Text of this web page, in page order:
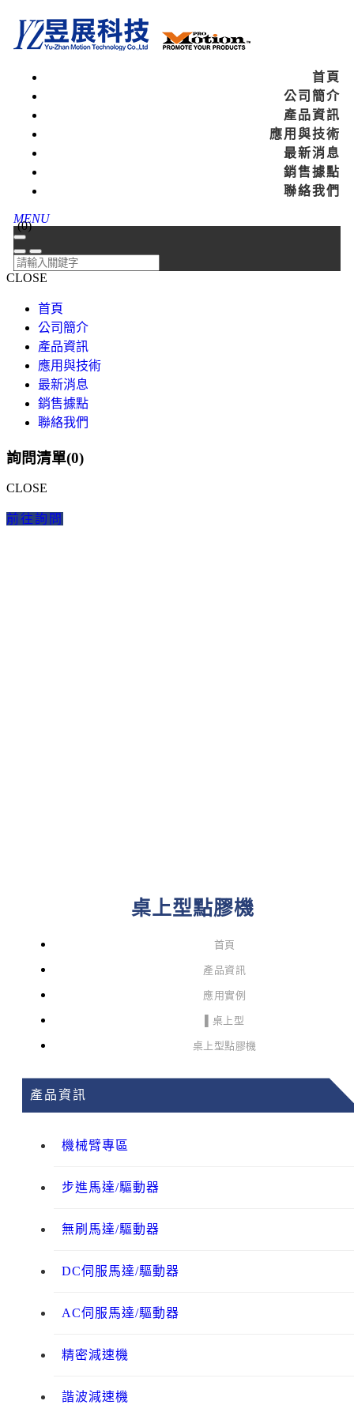
首頁
公司簡介
產品資訊
應用與技術
最新消息
銷售據點
聯絡我們
MENU
(0)
CLOSE
首頁
公司簡介
產品資訊
應用與技術
最新消息
銷售據點
聯絡我們
詢問清單(0)
CLOSE
前往詢問
桌上型點膠機
首頁
產品資訊
應用實例
▌桌上型
桌上型點膠機
產品資訊
機械臂專區
步進馬達/驅動器
無刷馬達/驅動器
DC伺服馬達/驅動器
AC伺服馬達/驅動器
精密減速機
諧波減速機